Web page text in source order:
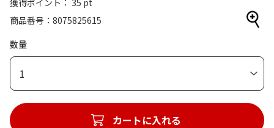
獲得ポイント： 35 pt
商品番号
8075825615
数量
1
カートに入れる